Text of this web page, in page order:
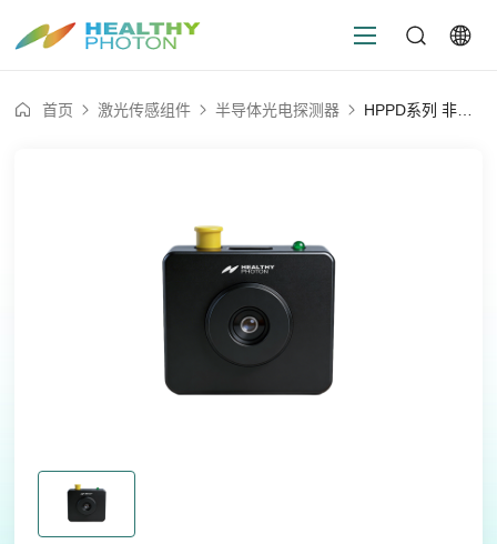
首页 激光传感组件 半导体光电探测器 HPPD系列 非制冷型光电探测器